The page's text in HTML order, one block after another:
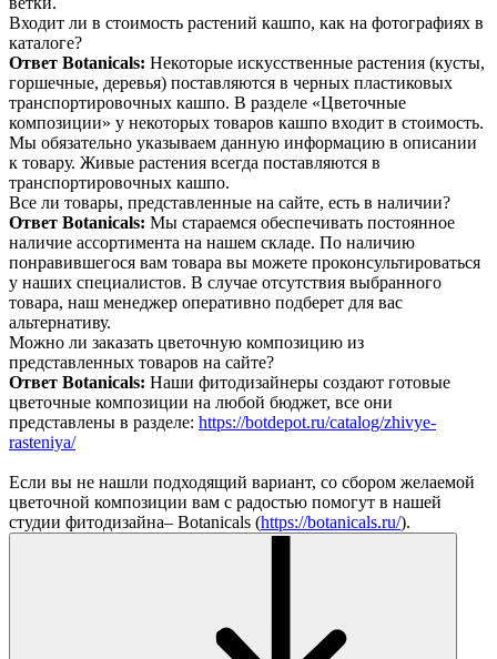
Входит ли в стоимость растений кашпо, как на фотографиях в
каталоге?
Ответ Botanicals: Некоторые искусственные растения (кусты,
горшечные, деревья) поставляются в черных пластиковых
транспортировочных кашпо. В разделе «Цветочные
композиции» у некоторых товаров кашпо входит в стоимость.
Мы обязательно указываем данную информацию в описании
к товару. Живые растения всегда поставляются в
транспортировочных кашпо.
Все ли товары, представленные на сайте, есть в наличии?
Ответ Botanicals: Мы стараемся обеспечивать постоянное
наличие ассортимента на нашем складе. По наличию
понравившегося вам товара вы можете проконсультироваться
у наших специалистов. В случае отсутствия выбранного
товара, наш менеджер оперативно подберет для вас
альтернативу.
Можно ли заказать цветочную композицию из
представленных товаров на сайте?
Ответ Botanicals: Наши фитодизайнеры создают готовые
цветочные композиции на любой бюджет, все они
представлены в разделе: https://botdepot.ru/catalog/zhivye-
rasteniya/
Если вы не нашли подходящий вариант, со сбором желаемой
цветочной композиции вам с радостью помогут в нашей
студии фитодизайна– Botanicals (https://botanicals.ru/).